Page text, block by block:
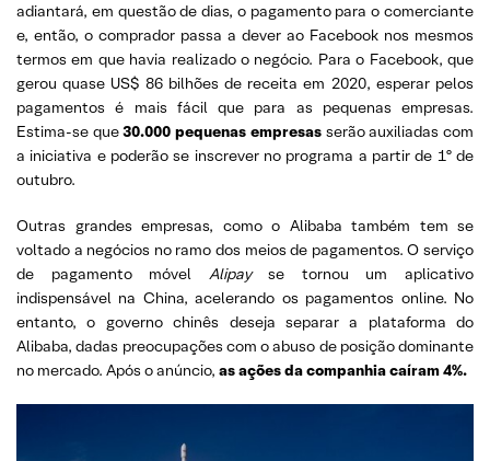
adiantará, em questão de dias, o pagamento para o comerciante
e, então, o comprador passa a dever ao Facebook nos mesmos
termos em que havia realizado o negócio. Para o Facebook, que
gerou quase US$ 86 bilhões de receita em 2020, esperar pelos
pagamentos é mais fácil que para as pequenas empresas.
Estima-se que30.000 pequenas empresas serão auxiliadas com
a iniciativa e poderão se inscrever no programa a partir de 1º de
outubro.
Outras grandes empresas, como o Alibaba também tem se
voltado a negócios no ramo dos meios de pagamentos. O serviço
de pagamento móvel Alipayse tornou um aplicativo
indispensável na China, acelerando os pagamentos online. No
entanto, o governo chinês deseja separar a plataforma do
Alibaba, dadas preocupações com o abuso de posição dominante
no mercado. Após o anúncio, as ações da companhia caíram 4%.